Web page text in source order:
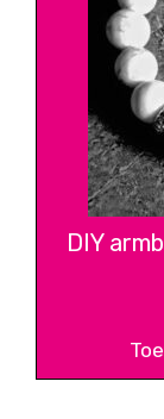
DIY